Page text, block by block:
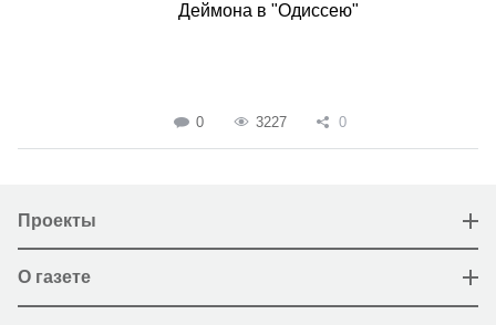
Деймона в "Одиссею"
0 3227 0
Проекты
О газете